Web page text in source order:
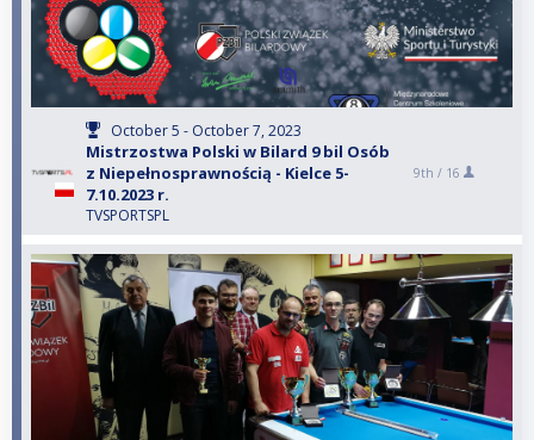
October 5 - October 7, 2023
Mistrzostwa Polski w Bilard 9 bil Osób
z Niepełnosprawnością - Kielce 5-
7.10.2023 r.
TVSPORTSPL
9th / 16